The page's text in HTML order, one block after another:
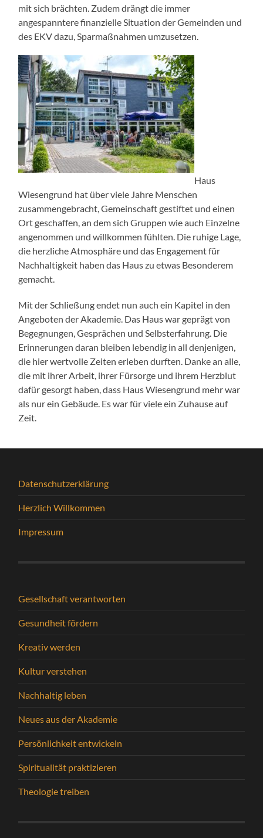
mit sich brächten. Zudem drängt die immer
angespanntere finanzielle Situation der Gemeinden und
des EKV dazu, Sparmaßnahmen umzusetzen.
Haus
Wiesengrund hat über viele Jahre Menschen
zusammengebracht, Gemeinschaft gestiftet und einen
Ort geschaffen, an dem sich Gruppen wie auch Einzelne
angenommen und willkommen fühlten. Die ruhige Lage,
die herzliche Atmosphäre und das Engagement für
Nachhaltigkeit haben das Haus zu etwas Besonderem
gemacht.
Mit der Schließung endet nun auch ein Kapitel in den
Angeboten der Akademie. Das Haus war geprägt von
Begegnungen, Gesprächen und Selbsterfahrung. Die
Erinnerungen daran bleiben lebendig in all denjenigen,
die hier wertvolle Zeiten erleben durften. Danke an alle,
die mit ihrer Arbeit, ihrer Fürsorge und ihrem Herzblut
dafür gesorgt haben, dass Haus Wiesengrund mehr war
als nur ein Gebäude. Es war für viele ein Zuhause auf
Zeit.
Datenschutzerklärung
Herzlich Willkommen
Impressum
Gesellschaft verantworten
Gesundheit fördern
Kreativ werden
Kultur verstehen
Nachhaltig leben
Neues aus der Akademie
Persönlichkeit entwickeln
Spiritualität praktizieren
Theologie treiben